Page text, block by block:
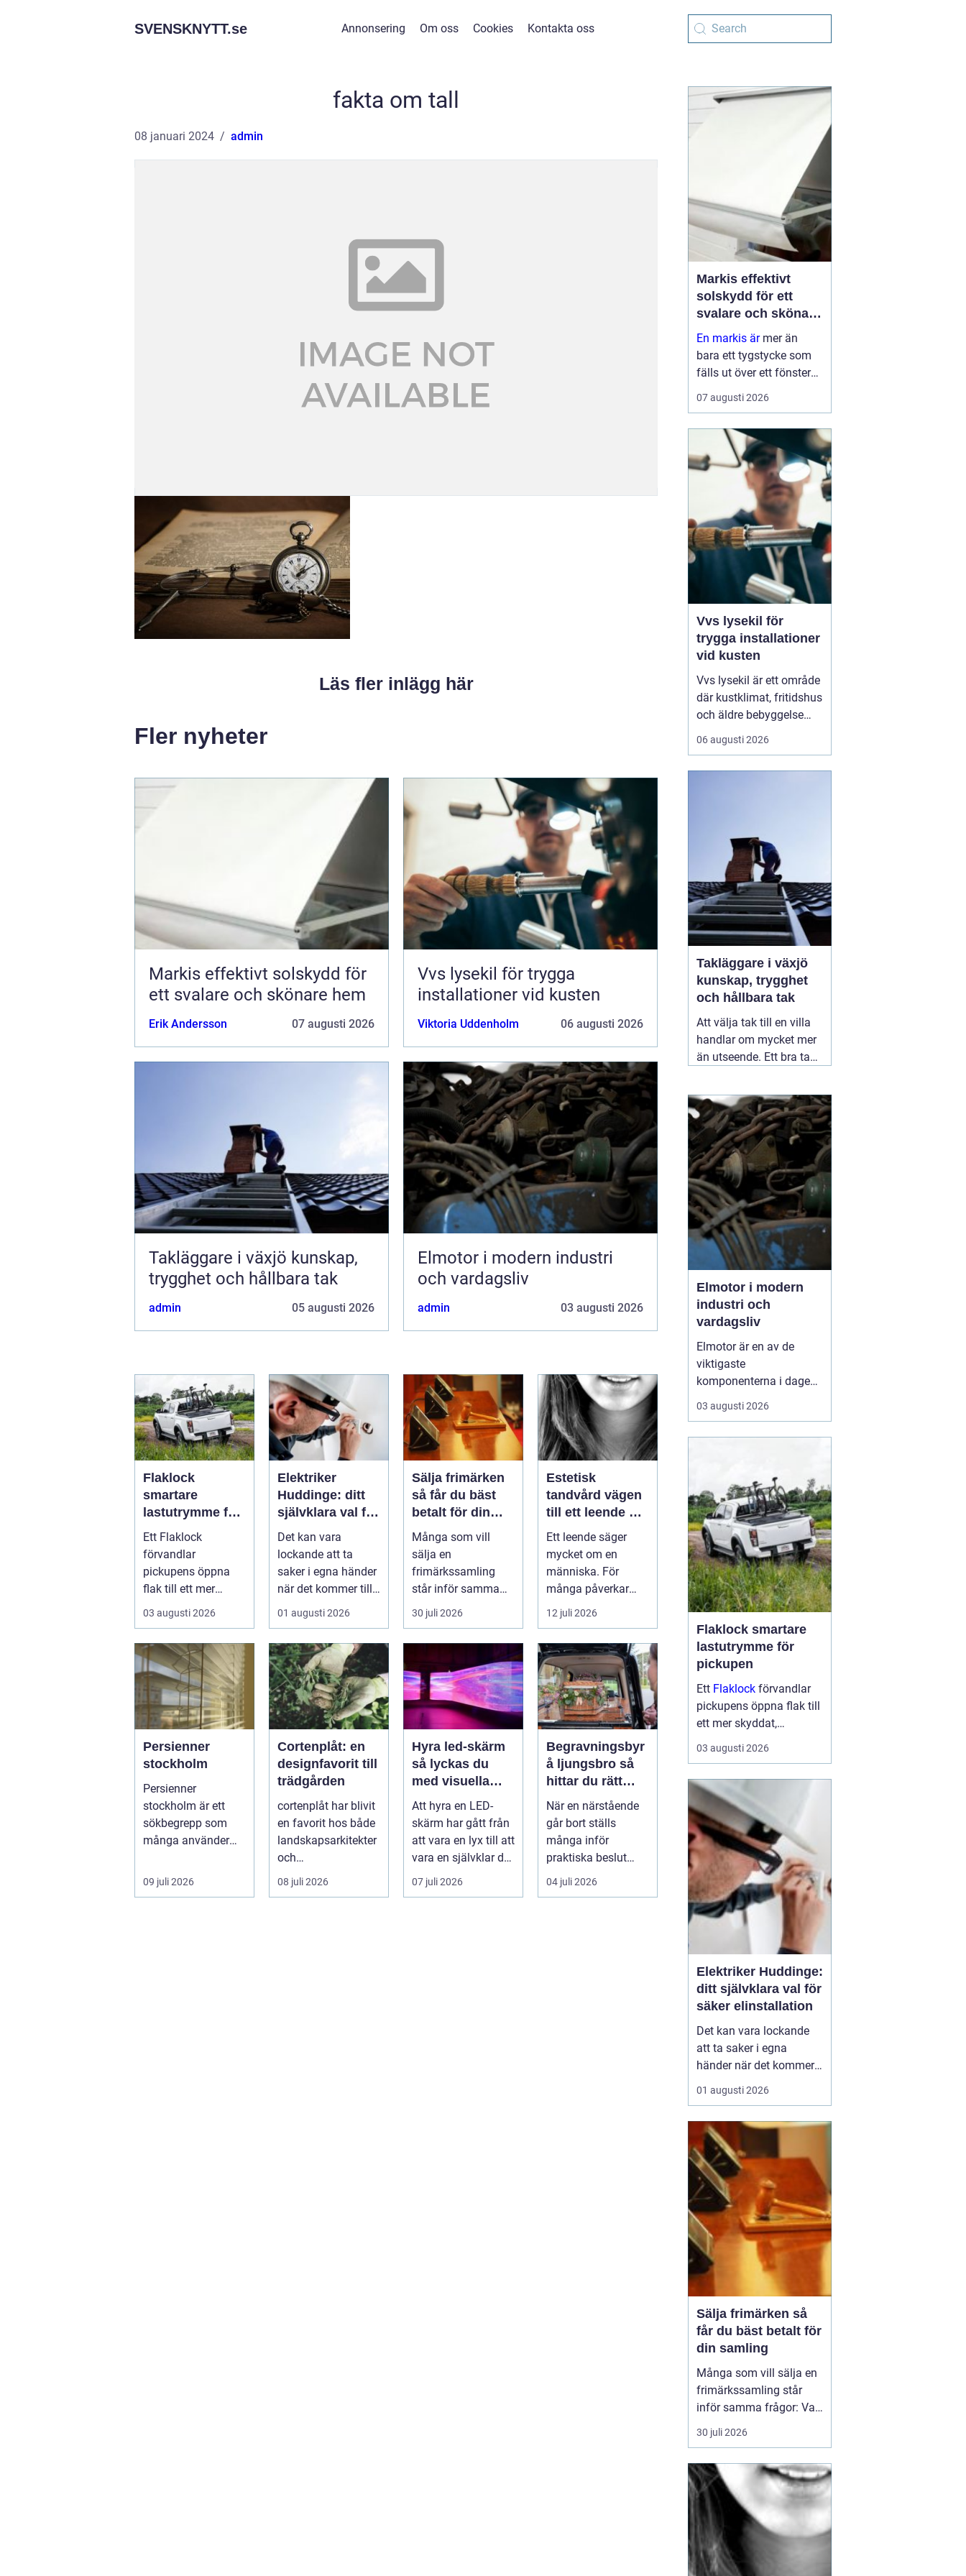
SVENSKNYTT.se Annonsering Om oss Cookies Kontakta oss
fakta om tall
08 januari 2024 admin
Läs fler inlägg här
Fler nyheter
Markis effektivt solskydd för
ett svalare och skönare hem
Erik Andersson 07 augusti 2026
Vvs lysekil för trygga
installationer vid kusten
Viktoria Uddenholm 06 augusti 2026
Takläggare i växjö kunskap,
trygghet och hållbara tak
admin 05 augusti 2026
Elmotor i modern industri
och vardagsliv
admin 03 augusti 2026
Flaklock
smartare
lastutrymme för
pickupen
Ett Flaklock
förvandlar
pickupens öppna
flak till ett mer
skyddat, praktiskt
och ibland också
mer br...
03 augusti 2026
Elektriker
Huddinge: ditt
självklara val för
säker
elinstallation
Det kan vara
lockande att ta
saker i egna händer
när det kommer till
hemförbättr...
01 augusti 2026
Sälja frimärken
så får du bäst
betalt för din
samling
Många som vill
sälja en
frimärkssamling
står inför samma
frågor: Vad är
samlingen värd?
Var vänder m...
30 juli 2026
Estetisk
tandvård vägen
till ett leende du
trivs med
Ett leende säger
mycket om en
människa. För
många påverkar
tändernas utseende
både
självförtroendet ...
12 juli 2026
Persienner
stockholm
Persienner
stockholm är ett
sökbegrepp som
många använder
praktiska och
snygga so...
09 juli 2026
Cortenplåt: en
designfavorit till
trädgården
cortenplåt har blivit
en favorit hos både
landskapsarkitekter
och
trädgårdsentusiaste
r. Det är ett m...
08 juli 2026
Hyra led-skärm
så lyckas du
med visuella
upplevelser på
event
Att hyra en LED-
skärm har gått från
att vara en lyx till att
vara en självklar del
på många event,
m...
07 juli 2026
Begravningsbyr
å ljungsbro så
hittar du rätt
stöd i en svår tid
När en närstående
går bort ställs
många inför
praktiska beslut
mitt i sorgen. Frågor
om ceremoni, ju...
04 juli 2026
Markis effektivt
solskydd för ett
svalare och skönare
hem
En markis ärmer än
bara ett tygstycke som
fälls ut över ett fönster
eller en altan. Rätt utvalt
solskydd kan sänka
skydda möbler och golv
mot blekning och
samtidigt ge huset et...
07 augusti 2026
Vvs lysekil för
trygga installationer
vid kusten
Vvs lysekil är ett område
där kustklimat, fritidshus
och äldre bebyggelse
ställer extra höga krav
på rörarbeten,
av återkommande
säsongsproblem, akuta
läckage och behov...
06 augusti 2026
Takläggare i växjö
kunskap, trygghet
och hållbara tak
Att välja tak till en villa
handlar om mycket mer
än utseende. Ett bra tak
snö, blåst och fukt, och
påverkar både
inomhusklimat och
ekonomi. I en stad med
skiftande väder som
Växjö blir valet av
material, utförande05
augusti 2026
Elmotor i modern
industri och
vardagsliv
Elmotor är en av de
viktigaste
komponenterna i dagens
samhälle, från små
hushållsapparater till
driftsäkerhet, lägre ...
03 augusti 2026
Flaklock smartare
lastutrymme för
pickupen
Ett Flaklock förvandlar
pickupens öppna flak till
ett mer skyddat,
praktiskt och ibland
också mer bränslesnålt
är skillnaden tydlig
redan efter första
veckan: mindre stök,
torrar...
03 augusti 2026
Elektriker Huddinge:
ditt självklara val för
säker elinstallation
Det kan vara lockande
att ta saker i egna
händer när det kommer
till hemförbättringar,
men när det handlar om
alltid bäst att vända sig
till ett proffs. I Huddinge
finns det många ...
01 augusti 2026
Sälja frimärken så
får du bäst betalt för
din samling
Många som vill sälja en
frimärkssamling står
inför samma frågor: Vad
är samlingen värd? Var
vänder man sig? Och hur
för billigt? Oavsett om
samlingen är egen, ärvd
eller del av ett dödsbo
går det att skapa
ordning, få en rättvi...
30 juli 2026